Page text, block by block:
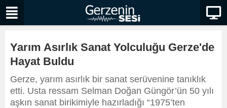
Yarım Asırlık Sanat Yolculuğu Gerze'de
Hayat Buldu
Gerze, yarım asırlık bir sanat serüvenine tanıklık
etti. Usta ressam Selman Doğan Güngör’ün 50 yılı
aşkın sanat birikimiyle hazırladığı “1975’ten